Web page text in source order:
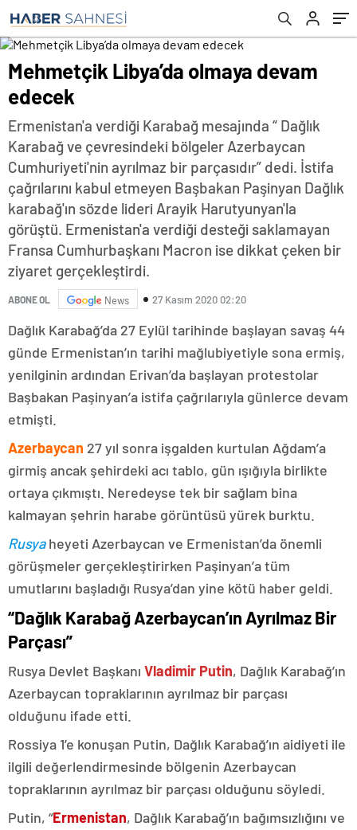
Mehmetçik Libya’da olmaya devam
edecek
Ermenistan'a verdiği Karabağ mesajında “ Dağlık
Karabağ ve çevresindeki bölgeler Azerbaycan
Cumhuriyeti'nin ayrılmaz bir parçasıdır” dedi. İstifa
çağrılarını kabul etmeyen Başbakan Paşinyan Dağlık
karabağ'ın sözde lideri Arayik Harutyunyan'la
görüştü. Ermenistan'a verdiği desteği saklamayan
Fransa Cumhurbaşkanı Macron ise dikkat çeken bir
ziyaret gerçekleştirdi.
ABONE OL News 27 Kasım 2020 02:20
Dağlık Karabağ’da 27 Eylül tarihinde başlayan savaş 44
günde Ermenistan’ın tarihi mağlubiyetiyle sona ermiş,
yenilginin ardından Erivan’da başlayan protestolar
Başbakan Paşinyan’a istifa çağrılarıyla günlerce devam
etmişti.
Azerbaycan 27 yıl sonra işgalden kurtulan Ağdam’a
girmiş ancak şehirdeki acı tablo, gün ışığıyla birlikte
ortaya çıkmıştı. Neredeyse tek bir sağlam bina
kalmayan şehrin harabe görüntüsü yürek burktu.
Rusyaheyeti Azerbaycan ve Ermenistan’da önemli
görüşmeler gerçekleştirirken Paşinyan’a tüm
umutlarını başladığı Rusya’dan yine kötü haber geldi.
“Dağlık Karabağ Azerbaycan’ın Ayrılmaz Bir
Parçası”
Rusya Devlet Başkanı Vladimir Putin, Dağlık Karabağ’ın
Azerbaycan topraklarının ayrılmaz bir parçası
olduğunu ifade etti.
Rossiya 1’e konuşan Putin, Dağlık Karabağ’ın aidiyeti ile
ilgili değerlendirmesinde bölgenin Azerbaycan
topraklarının ayrılmaz bir parçası olduğunu söyledi.
Putin, “Ermenistan, Dağlık Karabağ’ın bağımsızlığını ve